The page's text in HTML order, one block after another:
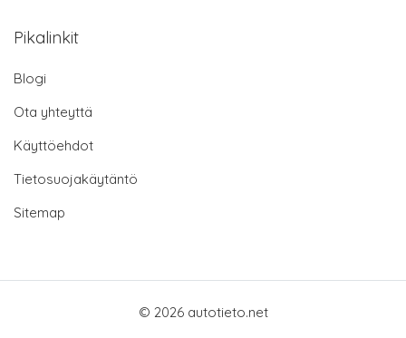
Pikalinkit
Blogi
Ota yhteyttä
Käyttöehdot
Tietosuojakäytäntö
Sitemap
© 2026 autotieto.net